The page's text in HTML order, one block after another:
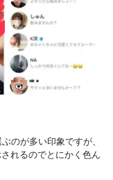
のが多い印象ですが、
れるのでとにかく色ん